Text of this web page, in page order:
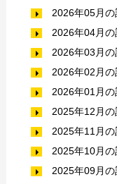
2026年05月の
2026年04月の
2026年03月の
2026年02月の
2026年01月の
2025年12月の
2025年11月の
2025年10月の
2025年09月の